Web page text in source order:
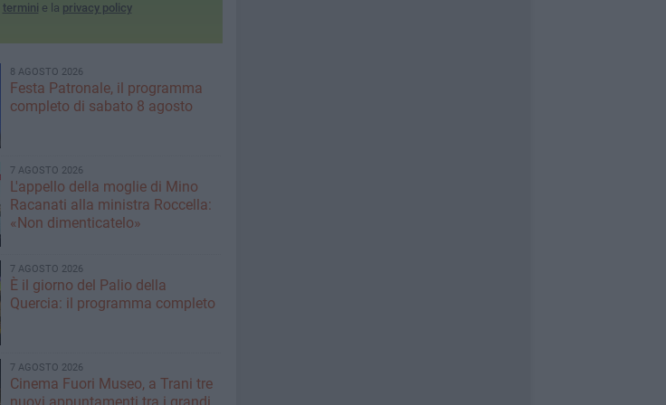
termini e la privacy policy
8 AGOSTO 2026
Festa Patronale, il programma
completo di sabato 8 agosto
7 AGOSTO 2026
L'appello della moglie di Mino
Racanati alla ministra Roccella:
«Non dimenticatelo»
7 AGOSTO 2026
È il giorno del Palio della
Quercia: il programma completo
7 AGOSTO 2026
Cinema Fuori Museo, a Trani tre